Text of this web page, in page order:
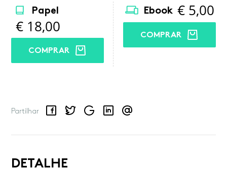
Papel
€ 18,00
COMPRAR
Ebook € 5,00
COMPRAR
Partilhar
FacebookTwitterGoogle LinkedInEmail
DETALHE